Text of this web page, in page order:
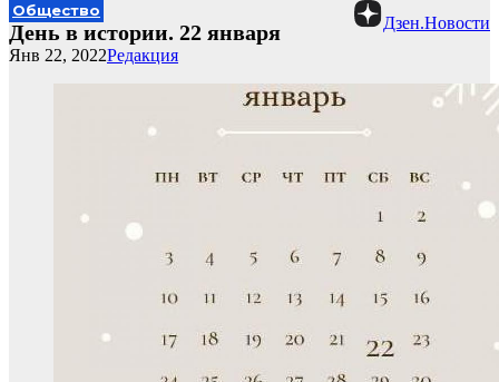
Дзен.Новости
Общество
День в истории. 22 января
Редакция
Янв 22, 2022